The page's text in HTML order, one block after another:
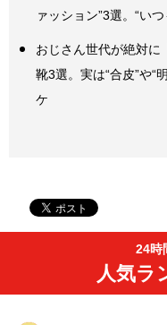
ァッション”3選。“い
おじさん世代が絶対に
靴3選。実は“合皮”や“
ケ
24時
人気ラ